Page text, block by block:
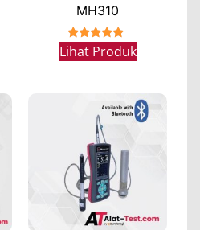
MH310
★★★★★
Lihat Produk